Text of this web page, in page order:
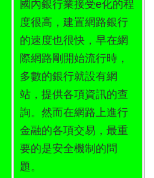
國內銀行業接受e化的程
度很高，建置網路銀行
的速度也很快，早在網
際網路剛開始流行時，
多數的銀行就設有網
站，提供各項資訊的查
詢。然而在網路上進行
金融的各項交易，最重
要的是安全機制的問
題。